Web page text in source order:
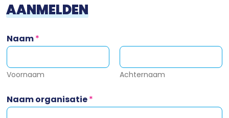
AANMELDEN
Naam*
Voornaam Achternaam
r
g
Naam organisatie*